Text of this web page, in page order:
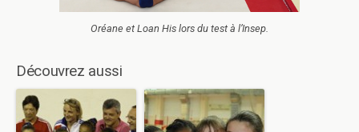
Oréane et Loan His lors du test à l’Insep.
Découvrez aussi